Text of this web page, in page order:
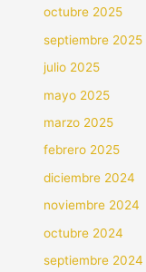
octubre 2025
septiembre 2025
julio 2025
mayo 2025
marzo 2025
febrero 2025
diciembre 2024
noviembre 2024
octubre 2024
septiembre 2024